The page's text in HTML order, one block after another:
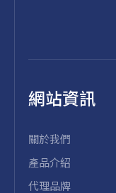
網站資訊
關於我們
產品介紹
代理品牌